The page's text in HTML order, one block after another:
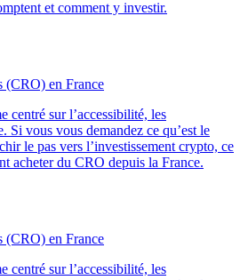
et comment y investir.
(CRO) en France
centré sur l’accessibilité, les
Si vous vous demandez ce qu’est le
le pas vers l’investissement crypto, ce
acheter du CRO depuis la France.
(CRO) en France
centré sur l’accessibilité, les